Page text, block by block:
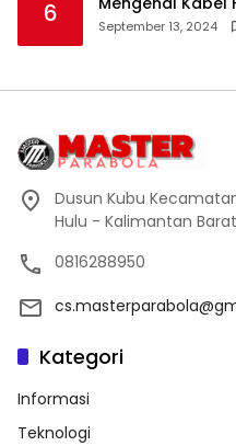
6 September 13, 2024
Dusun Kubu
Hulu - Kalimantan Barat
0816288950
Kategori
Informasi
Teknologi